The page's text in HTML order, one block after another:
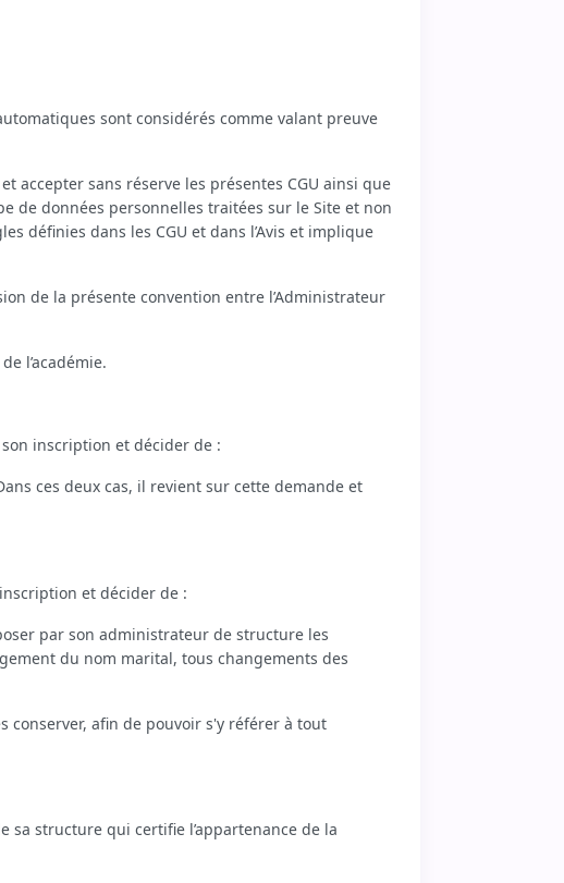
sont considérés comme valant preuve
accepter sans réserve les présentes CGU ainsi que
de données personnelles traitées sur le Site et non
définies dans les CGU et dans l’Avis et implique
de la présente convention entre l’Administrateur
l’académie.
inscription et décider de :
ces deux cas, il revient sur cette demande et
et décider de :
par son administrateur de structure les
du nom marital, tous changements des
conserver, afin de pouvoir s'y référer à tout
sa structure qui certifie l’appartenance de la